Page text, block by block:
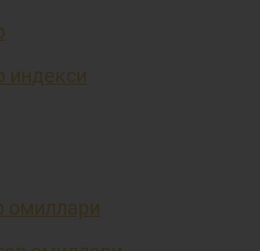
индекси
омиллари